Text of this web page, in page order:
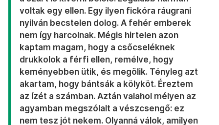
voltak egy ellen. Egy ilyen fickóra ráugrani
nyilván becstelen dolog. A fehér emberek
nem így harcolnak. Mégis hirtelen azon
kaptam magam, hogy a csőcseléknek
drukkolok a férfi ellen, remélve, hogy
keményebben ütik, és megölik. Tényleg azt
akartam, hogy bántsák a kölyköt. Éreztem
az ízét a számban. Aztán valahol mélyen az
agyamban megszólalt a vészcsengő: ez
nem tesz jót nekem. Olyanná válok, amilyen